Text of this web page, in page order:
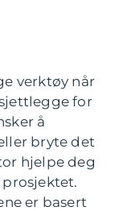
verktøy når
for
å
bryte det
hjelpe deg
prosjektet.
er basert